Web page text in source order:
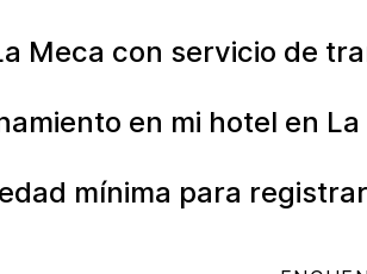
Meca con servicio de
en mi hotel en La
mínima para